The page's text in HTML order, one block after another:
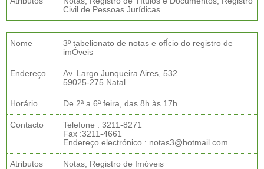
Civil de Pessoas Jurídicas
Nome
3º tabelionato de notas e ofÍcio do registro de
imÓveis
Endereço
Av. Largo Junqueira Aires, 532
59025-275 Natal
Horário De 2ª a 6ª feira, das 8h às 17h.
Contacto
Telefone : 3211-8271
Fax :3211-4661
Endereço electrónico : notas3@hotmail.com
Atributos Notas, Registro de Imóveis